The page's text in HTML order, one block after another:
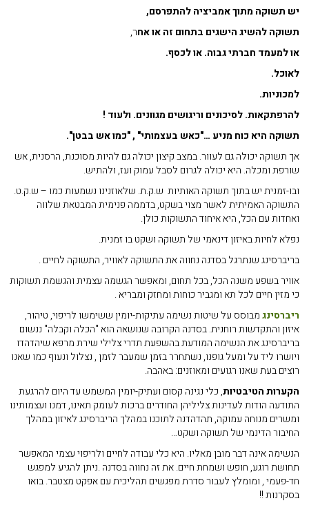
יש תשוקה מתוך אמביציה להתפרסם,
תשוקה להשיג הישגים בתחום זה או אחר,
או למעמד חברתי גבוה. או לכסף.
לאוכל.
למכוניות.
להרפתקאות. לסיכונים וריגושים מגוונים. ולעוד !
תשוקה היא כוח מניע …"כאש בעצמותי" , "כמו אש בבטן".
אך תשוקה יכולה גם לעוור. במצב קיצון יכולה גם להיות מסוכנת, הרסנית, אש
שורפת ומכלה. היא יכולה לגרום לסבל עמוק ועז, ולהתיש.
ובו-זמנית יש בתוך תשוקה האותיות ש.ק.ת. שלאוזנינו נשמעות כמו – ש.ק.ט.
התשוקה האמיתית לאשר מצוי בשקט, בדממה פנימית המבטאת שלווה
ואחדות עם הכל, היא איחוד התשוקות כולן.
נפלא לחיות באיזון דינאמי של תשוקה ושקט בו זמנית.
בריברסינג שנתרגל בסדנה נחווה את התשוקה לאוויר, התשוקה לחיים .
אוויר בשפע משנה הכל, בכל תחום, ומאפשר הגשמה עצמית והגשמת תשוקות
כי מזין חיים לכל תא ומגביר כוחות ומחזק ומבריא .
ריברסינגמבוסס על שיטות נשימה עתיקות-יומין ששימשו לריפוי, טיהור,
איזון והתקדשות רוחנית. בסדנה הקרובה שנושאה הוא "הכלה וקבלה" ננשום
בריברסינג את הנשימה המודעת בהשפעת תדרי צלילי שירת מרפא שיהדהדו
ויושרו ליד על ומעל גופנו, נשתחרר בזמן שמעבר לזמן , נצלול ונעוף כמו שאנו
רוצים בעת שאנו רגועים ומאוזנים: באהבה.
הקערות הטיבטיות, כלי נגינה קסום ועתיק-יומין המשמש עד היום להרגעת
התודעה הודות לעדינות צליליהן החודרים ברכות לעומק תאינו, דמנו ועצמותינו
ומשרים מנוחה עמוקה, תהדהדנה לתוכנו במהלך הריברסינג לאיזון במהלך
החיבור הדינמי של תשוקה ושקט…
הנשימה אינה דבר מובן מאליו. היא כלי עבודה לחיים ולריפוי עצמי המאפשר
תחושת רוגע, חופש ושמחת חיים. את זה נחווה בסדנה .ניתן להגיע למפגש
חד-פעמי , ומומלץ לעבור סדרת מפגשים תהליכית עם אפקט מצטבר. בואו
בסקרנות !!